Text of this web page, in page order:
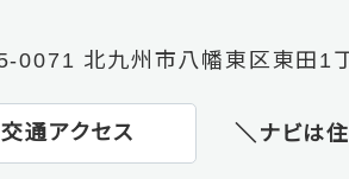
0071 北九州市八幡東区東田1
交通アクセス ＼ナビは